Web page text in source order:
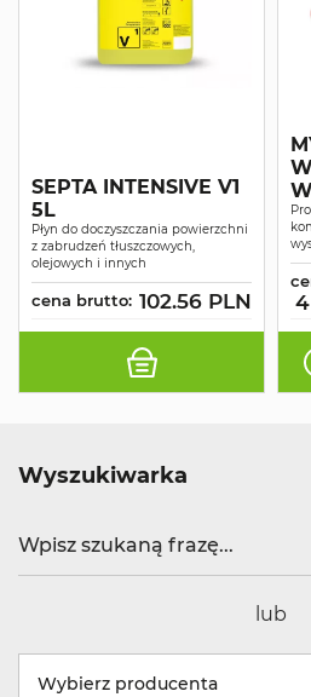
SEPTA INTENSIVE V1
5L
Płyn do doczyszczania powierzchni
z zabrudzeń tłuszczowych,
olejowych i innych
cena brutto: 102.56 PLN
Wyszukiwarka
lub
Wybierz producenta